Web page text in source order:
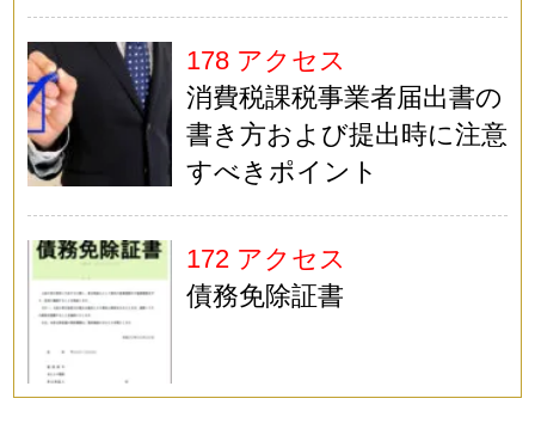
178 アクセス
消費税課税事業者届出書の
書き方および提出時に注意
すべきポイント
172 アクセス
債務免除証書